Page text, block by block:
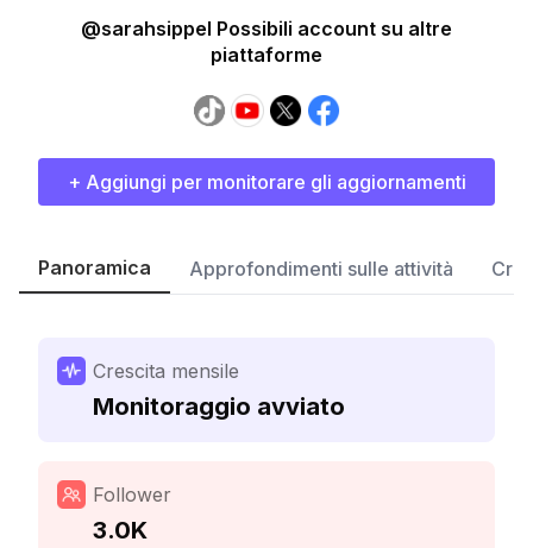
@sarahsippel Possibili account su altre
piattaforme
+ Aggiungi per monitorare gli aggiornamenti
Panoramica Approfondimenti sulle attività
Crescita mensile
Monitoraggio avviato
Follower
3.0K